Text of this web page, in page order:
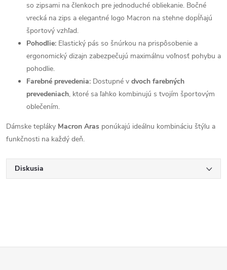
so zipsami na členkoch pre jednoduché obliekanie. Bočné
vrecká na zips a elegantné logo Macron na stehne dopĺňajú
športový vzhľad.
Pohodlie: Elastický pás so šnúrkou na prispôsobenie a
ergonomický dizajn zabezpečujú maximálnu voľnosť pohybu a
pohodlie.
Farebné prevedenia: Dostupné v dvoch farebných
prevedeniach, ktoré sa ľahko kombinujú s tvojím športovým
oblečením.
Dámske tepláky Macron Aras ponúkajú ideálnu kombináciu štýlu a
funkčnosti na každý deň.
Diskusia